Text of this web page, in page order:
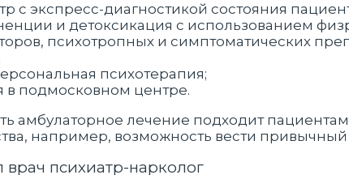
с экспресс-диагностикой состояния
и детоксикация с использованием
психотропных и симптоматических
психотерапия;
в подмосковном центре.
амбулаторное лечение подходит
например, возможность вести
психиатр-нарколог